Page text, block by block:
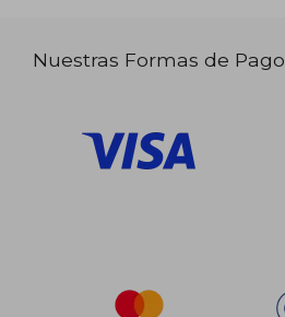
Nuestras Formas de Pago